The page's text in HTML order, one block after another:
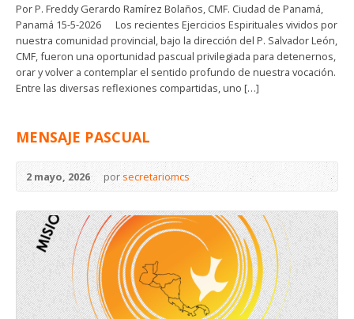
Por P. Freddy Gerardo Ramírez Bolaños, CMF. Ciudad de Panamá,
Panamá 15-5-2026 Los recientes Ejercicios Espirituales vividos por
nuestra comunidad provincial, bajo la dirección del P. Salvador León,
CMF, fueron una oportunidad pascual privilegiada para detenernos,
orar y volver a contemplar el sentido profundo de nuestra vocación.
Entre las diversas reflexiones compartidas, uno […]
MENSAJE PASCUAL
2 mayo, 2026 por secretariomcs